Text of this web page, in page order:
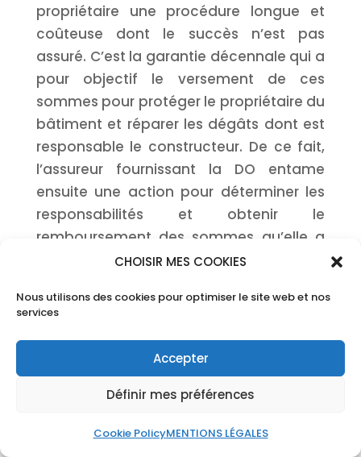
CHOISIR MES COOKIES
Nous utilisons des cookies pour optimiser le site web et nos
services
Accepter
Définir mes préférences
Cookie PolicyMENTIONS LÉGALES
propriétaire une procédure longue et
coûteuse dont le succès n’est pas
assuré. C’est la garantie décennale qui a
pour objectif le versement de ces
sommes pour protéger le propriétaire du
bâtiment et réparer les dégâts dont est
responsable le constructeur. De ce fait,
l’assureur fournissant la DO entame
ensuite une action pour déterminer les
responsabilités et obtenir le
remboursement des sommes qu’elle a
L’assurance dommages ouvrages
particulier obligatoire ?
maître d’ouvrage dans un projet de
construction ou dans le cadre de
travaux de gros œuvre, l’assurance
obligatoire. Généralement, cela